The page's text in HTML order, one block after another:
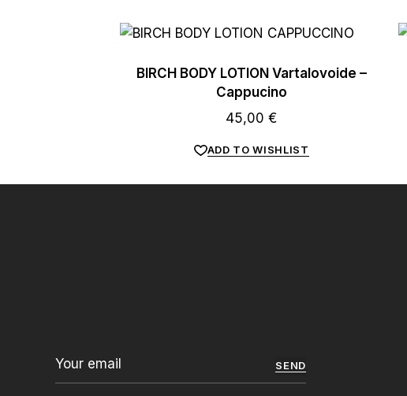
BIRCH BODY LOTION Vartalovoide –
Cappucino
45,00€
ADD TO WISHLIST
SEND